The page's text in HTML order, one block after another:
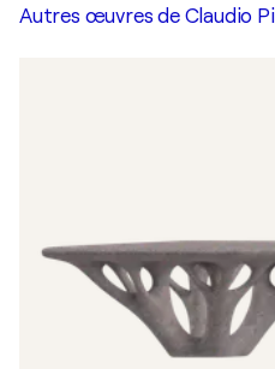
Autres œuvres de Claudio